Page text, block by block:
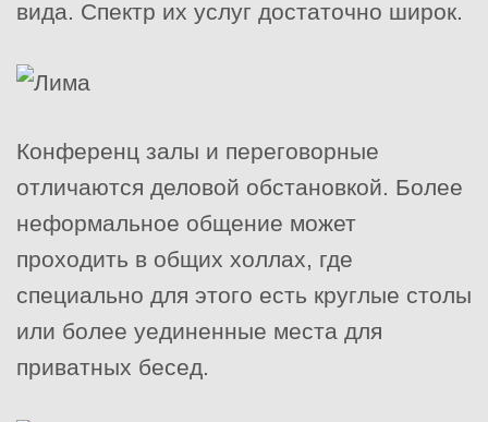
вида. Спектр их услуг достаточно широк.
Конференц залы и переговорные
отличаются деловой обстановкой. Более
неформальное общение может
проходить в общих холлах, где
специально для этого есть круглые столы
или более уединенные места для
приватных бесед.